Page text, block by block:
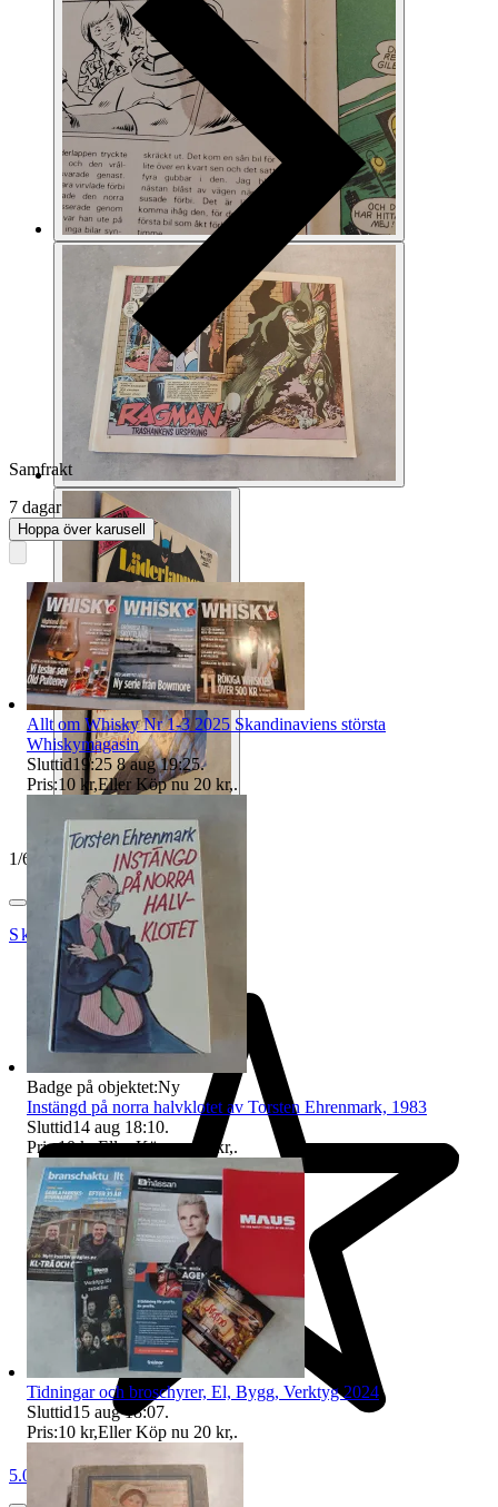
1/6
Skopanandersson
5.0
Samfrakt
7 dagar
Hoppa över karusell
Allt om Whisky Nr 1-3 2025 Skandinaviens största
Whiskymagasin
Sluttid19:25 8 aug 19:25.
Pris:10 kr,Eller Köp nu 20 kr,.
Badge på objektet:Ny
Instängd på norra halvklotet av Torsten Ehrenmark, 1983
Sluttid14 aug 18:10.
Pris:10 kr,Eller Köp nu 25 kr,.
Tidningar och broschyrer, El, Bygg, Verktyg 2024
Sluttid15 aug 18:07.
Pris:10 kr,Eller Köp nu 20 kr,.